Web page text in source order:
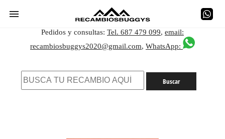
Pedidos y consultas: Tel. 687 479 099, email:
recambiosbuggys2020@gmail.com, WhatsApp: